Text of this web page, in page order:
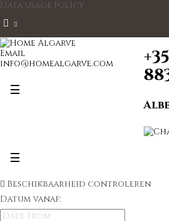
Data usage policy
Email
info@homealgarve.com
Toggle
☰
Toggle
☰
Beschikbaarheid controleren
Datum vanaf: